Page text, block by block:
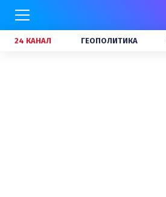
24 КАНАЛ ГЕОПОЛИТИКА